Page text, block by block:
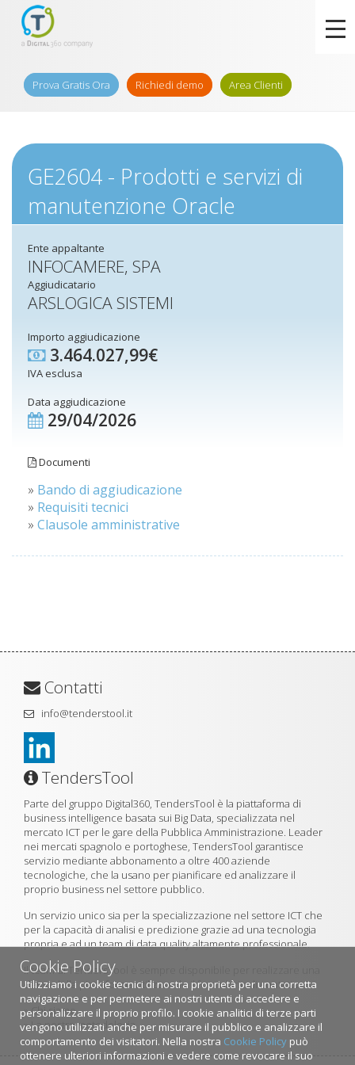
Prova Gratis Ora Richiedi demo Area Clienti
Cookie Policy
Utilizziamo i cookie tecnici di nostra proprietà per una corretta
navigazione e per permetere ai nostri utenti di accedere e
personalizzare il proprio profilo. I cookie analitici di terze parti
vengono utilizzati anche per misurare il pubblico e analizzare il
comportamento dei visitatori. Nella nostra Cookie Policy può
ottenere ulteriori informazioni e vedere come revocare il suo
GE2604 - Prodotti e servizi di
manutenzione Oracle
Ente appaltante
INFOCAMERE, SPA
Aggiudicatario
ARSLOGICA SISTEMI
Importo aggiudicazione
3.464.027,99€
IVA esclusa
Data aggiudicazione
29/04/2026
Documenti
» Bando di aggiudicazione
» Requisiti tecnici
» Clausole amministrative
Contatti
info@tenderstool.it
TendersTool
Parte del gruppo Digital360, TendersTool è la piattaforma di
business intelligence basata sui Big Data, specializzata nel
mercato ICT per le gare della Pubblica Amministrazione. Leader
nei mercati spagnolo e portoghese, TendersTool garantisce
servizio mediante abbonamento a oltre 400 aziende
tecnologiche, che la usano per pianificare ed analizzare il
proprio business nel settore pubblico.
Un servizio unico sia per la specializzazione nel settore ICT che
per la capacità di analisi e predizione grazie ad una tecnologia
propria e ad un team di data quality altamente professionale.
Il team di TendersTool è sempre disponibile per realizzare una
demo della piattaforma utilizzando il formulario di contatto.
»Chi siamo
»La nostra metodologia